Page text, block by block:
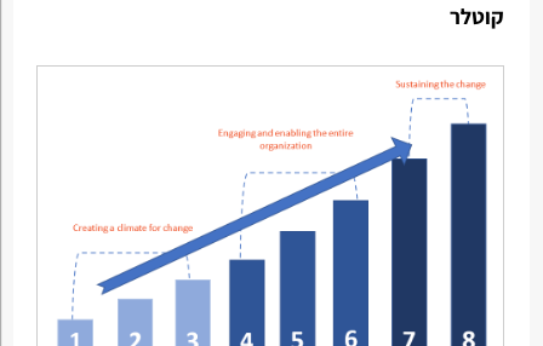
קוטלר